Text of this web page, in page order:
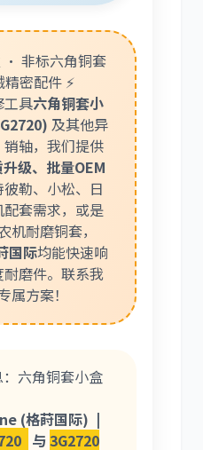
凯斯
上柴
川崎
· 非标六角铜套
密配件 ⚡
工具六角铜套小
及其他异
轴，我们提供
级、批量OEM
勒、小松、日
套需求，或是
机耐磨铜套，
国际均能快速响
磨件。联系我
属方案！
六角铜套小盒
(格莳国际) |
与3G2720